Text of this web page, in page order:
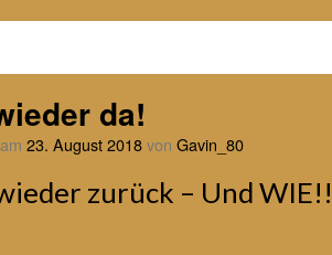
da!
23. August 2018von Gavin_80
zurück – Und